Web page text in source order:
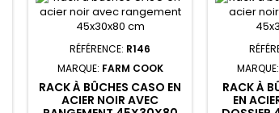
RÉFÉRENCE: R146
MARQUE: FARM COOK
RACK À BÛCHES CASO EN
ACIER NOIR AVEC
MARQUE:
RACK À
EN